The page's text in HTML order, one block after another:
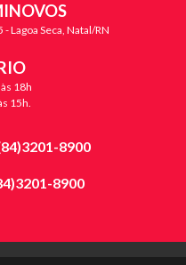
Lagoa Seca, Natal/RN
18h
15h.
8900
8900